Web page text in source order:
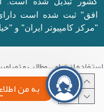
به من
افق" ثبت شده است دارای
"مرکز کامپیوتر ایران" و
استفاده از تمامی مطالب و
تجاری